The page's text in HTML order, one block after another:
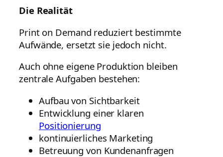
Die Realität
Print on Demand reduziert bestimmte
Aufwände, ersetzt sie jedoch nicht.
Auch ohne eigene Produktion bleiben
zentrale Aufgaben bestehen:
Aufbau von Sichtbarkeit
Entwicklung einer klaren
Positionierung
kontinuierliches Marketing
Betreuung von Kundenanfragen